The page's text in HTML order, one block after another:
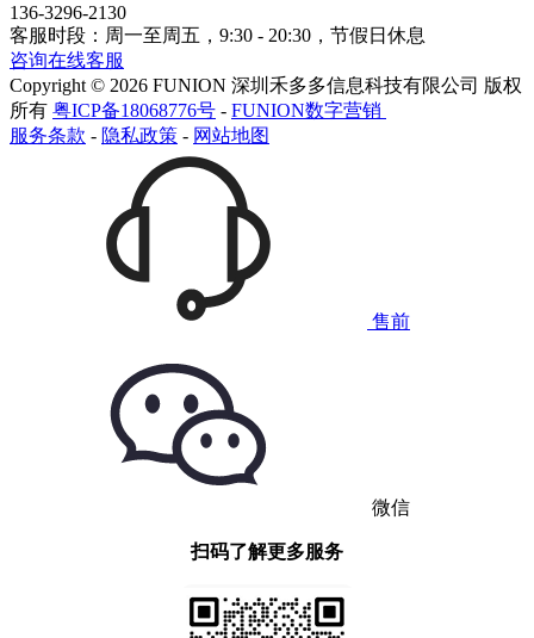
136-3296-2130
客服时段：周一至周五，9:30 - 20:30，节假日休息
咨询在线客服
Copyright © 2026 FUNION 深圳禾多多信息科技有限公司 版权
所有 粤ICP备18068776号 - FUNION数字营销
服务条款 - 隐私政策 - 网站地图
售前
微信
扫码了解更多服务